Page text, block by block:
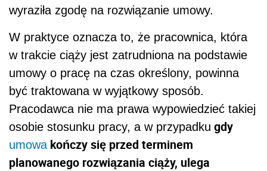
wyraziła zgodę na rozwiązanie umowy.
W praktyce oznacza to, że pracownica, która
w trakcie ciąży jest zatrudniona na podstawie
umowy o pracę na czas określony, powinna
być traktowana w wyjątkowy sposób.
Pracodawca nie ma prawa wypowiedzieć takiej
osobie stosunku pracy, a w przypadku gdy
umowakończy się przed terminem
planowanego rozwiązania ciąży, ulega